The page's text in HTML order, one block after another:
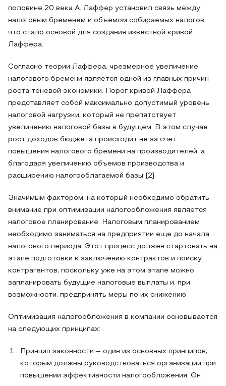
половине 20 века А. Лаффер установил связь между
налоговым бременем и объемом собираемых налогов,
что стало основой для создания известной кривой
Лаффера.
Согласно теории Лаффера, чрезмерное увеличение
налогового бремени является одной из главных причин
роста теневой экономики. Порог кривой Лаффера
представляет собой максимально допустимый уровень
налоговой нагрузки, который не препятствует
увеличению налоговой базы в будущем. В этом случае
рост доходов бюджета происходит не за счет
повышения налогового бремени на производителей, а
благодаря увеличению объемов производства и
расширению налогооблагаемой базы [2].
Значимым фактором, на который необходимо обратить
внимание при оптимизации налогообложения является
налоговое планирование. Налоговым планированием
необходимо заниматься на предприятии еще до начала
налогового периода. Этот процесс должен стартовать на
этапе подготовки к заключению контрактов и поиску
контрагентов, поскольку уже на этом этапе можно
запланировать будущие налоговые выплаты и, при
возможности, предпринять меры по их снижению.
Оптимизация налогообложения в компании основывается
на следующих принципах:
Принцип законности – один из основных принципов,
которым должны руководствоваться организации при
повышении эффективности налогообложения. Он